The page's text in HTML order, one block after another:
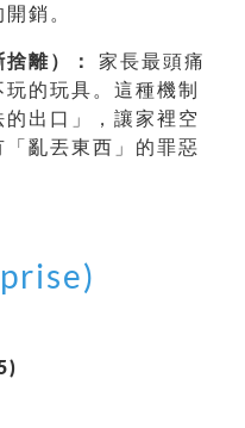
銷。
離）：
家長最頭痛
的玩具。這種機制
出口」，讓家裡空
亂丟東西」的罪惡